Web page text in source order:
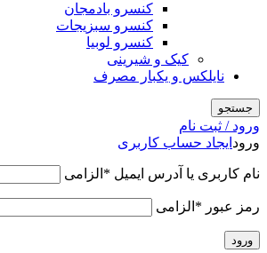
کنسرو بادمجان
کنسرو سبزیجات
کنسرو لوبیا
کیک و شیرینی
نایلکس و یکبار مصرف
جستجو
ورود / ثبت نام
ورود ایجاد حساب کاربری
نام کاربری یا آدرس ایمیل * الزامی
رمز عبور * الزامی
ورود